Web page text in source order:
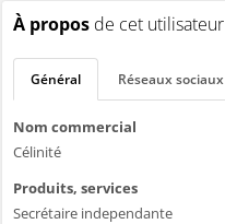
À propos de cet utilisateur
Général Réseaux sociaux
Nom commercial
Célinité
Produits, services
Secrétaire independante